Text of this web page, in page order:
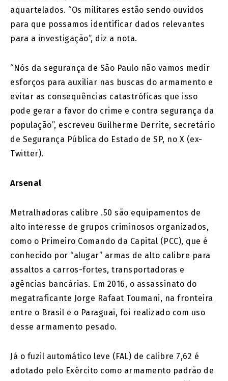
aquartelados. “Os militares estão sendo ouvidos
para que possamos identificar dados relevantes
para a investigação”, diz a nota.
“Nós da segurança de São Paulo não vamos medir
esforços para auxiliar nas buscas do armamento e
evitar as consequências catastróficas que isso
pode gerar a favor do crime e contra segurança da
população”, escreveu Guilherme Derrite, secretário
de Segurança Pública do Estado de SP, no X (ex-
Twitter).
Arsenal
Metralhadoras calibre .50 são equipamentos de
alto interesse de grupos criminosos organizados,
como o Primeiro Comando da Capital (PCC), que é
conhecido por “alugar” armas de alto calibre para
assaltos a carros-fortes, transportadoras e
agências bancárias. Em 2016, o assassinato do
megatraficante Jorge Rafaat Toumani, na fronteira
entre o Brasil e o Paraguai, foi realizado com uso
desse armamento pesado.
Já o fuzil automático leve (FAL) de calibre 7,62 é
adotado pelo Exército como armamento padrão de